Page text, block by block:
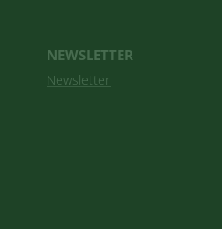
NEWSLETTER
Newsletter